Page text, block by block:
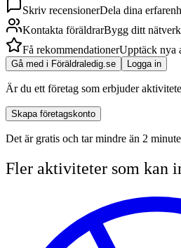
Skriv recensionerDela dina
Kontakta föräldrarBygg ditt nätverk
Få rekommendationerUpptäck nya
Gå med i Föräldraledig.se Logga in
Är du ett företag som erbjuder
Skapa företagskonto
Det är gratis och tar mindre än 2
Fler aktiviteter som kan